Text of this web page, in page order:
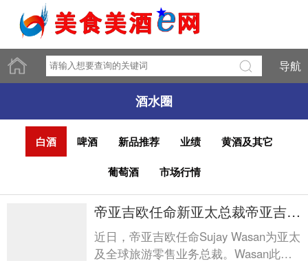
导航
酒水圈
白酒 啤酒 新品推荐 业绩 黄酒及其它
葡萄酒 市场行情
帝亚吉欧任命新亚太总裁帝亚吉欧
任命新亚太总裁
近日，帝亚吉欧任命Sujay Wasan为亚太
及全球旅游零售业务总裁。Wasan此前